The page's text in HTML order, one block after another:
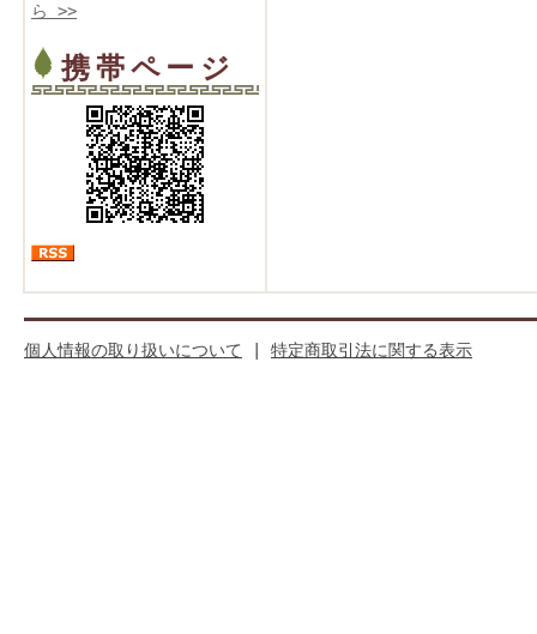
ら >>
携帯ページ
個人情報の取り扱いについて 特定商取引法に関する表示